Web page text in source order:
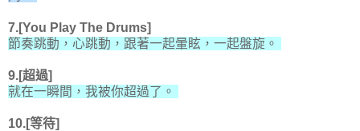
7.[You Play The Drums]
節奏跳動，心跳動，跟著一起暈眩，一起盤旋。
9.[超過]
就在一瞬間，我被你超過了。
10.[等待]